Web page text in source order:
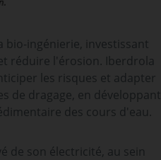
bio-ingénierie, investissant
réduire l'érosion. Iberdrola
les risques et adapter
de dragage, en développant
des cours d'eau.
de son électricité, au sein